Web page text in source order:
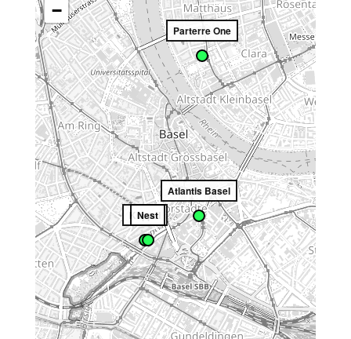
Atlantis Basel
Kuppel
Nest
Parterre One
−